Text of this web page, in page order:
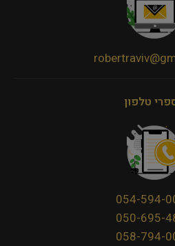
טלפון
054-594-
050-695-
058-794-